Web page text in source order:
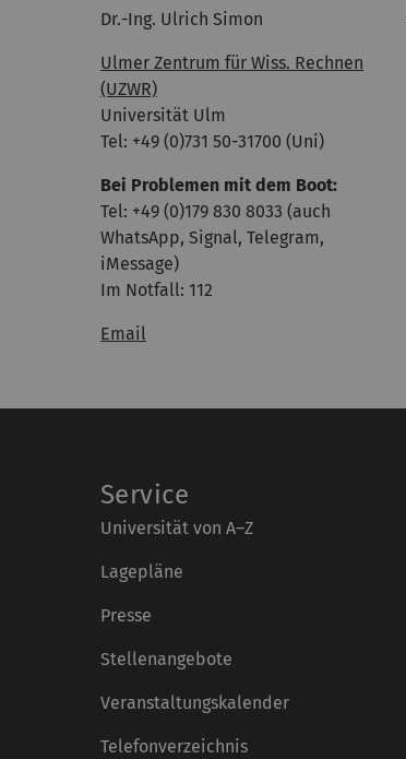
Dr.-Ing. Ulrich Simon
Ulmer Zentrum für Wiss. Rechnen
(UZWR)
Universität Ulm
Tel: +49 (0)731 50-31700 (Uni)
Bei Problemen mit dem Boot:
Tel: +49 (0)179 830 8033 (auch
WhatsApp, Signal, Telegram,
iMessage)
Im Notfall: 112
Email
Service
Universität von A–Z
Lagepläne
Presse
Stellenangebote
Veranstaltungskalender
Telefonverzeichnis